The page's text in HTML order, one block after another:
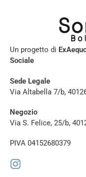
Un progetto di
Sociale
Sede Legale
Via Altabella 7/b,
Negozio
Via S. Felice, 25/b,
PIVA 04152680379